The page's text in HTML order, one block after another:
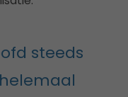
steeds